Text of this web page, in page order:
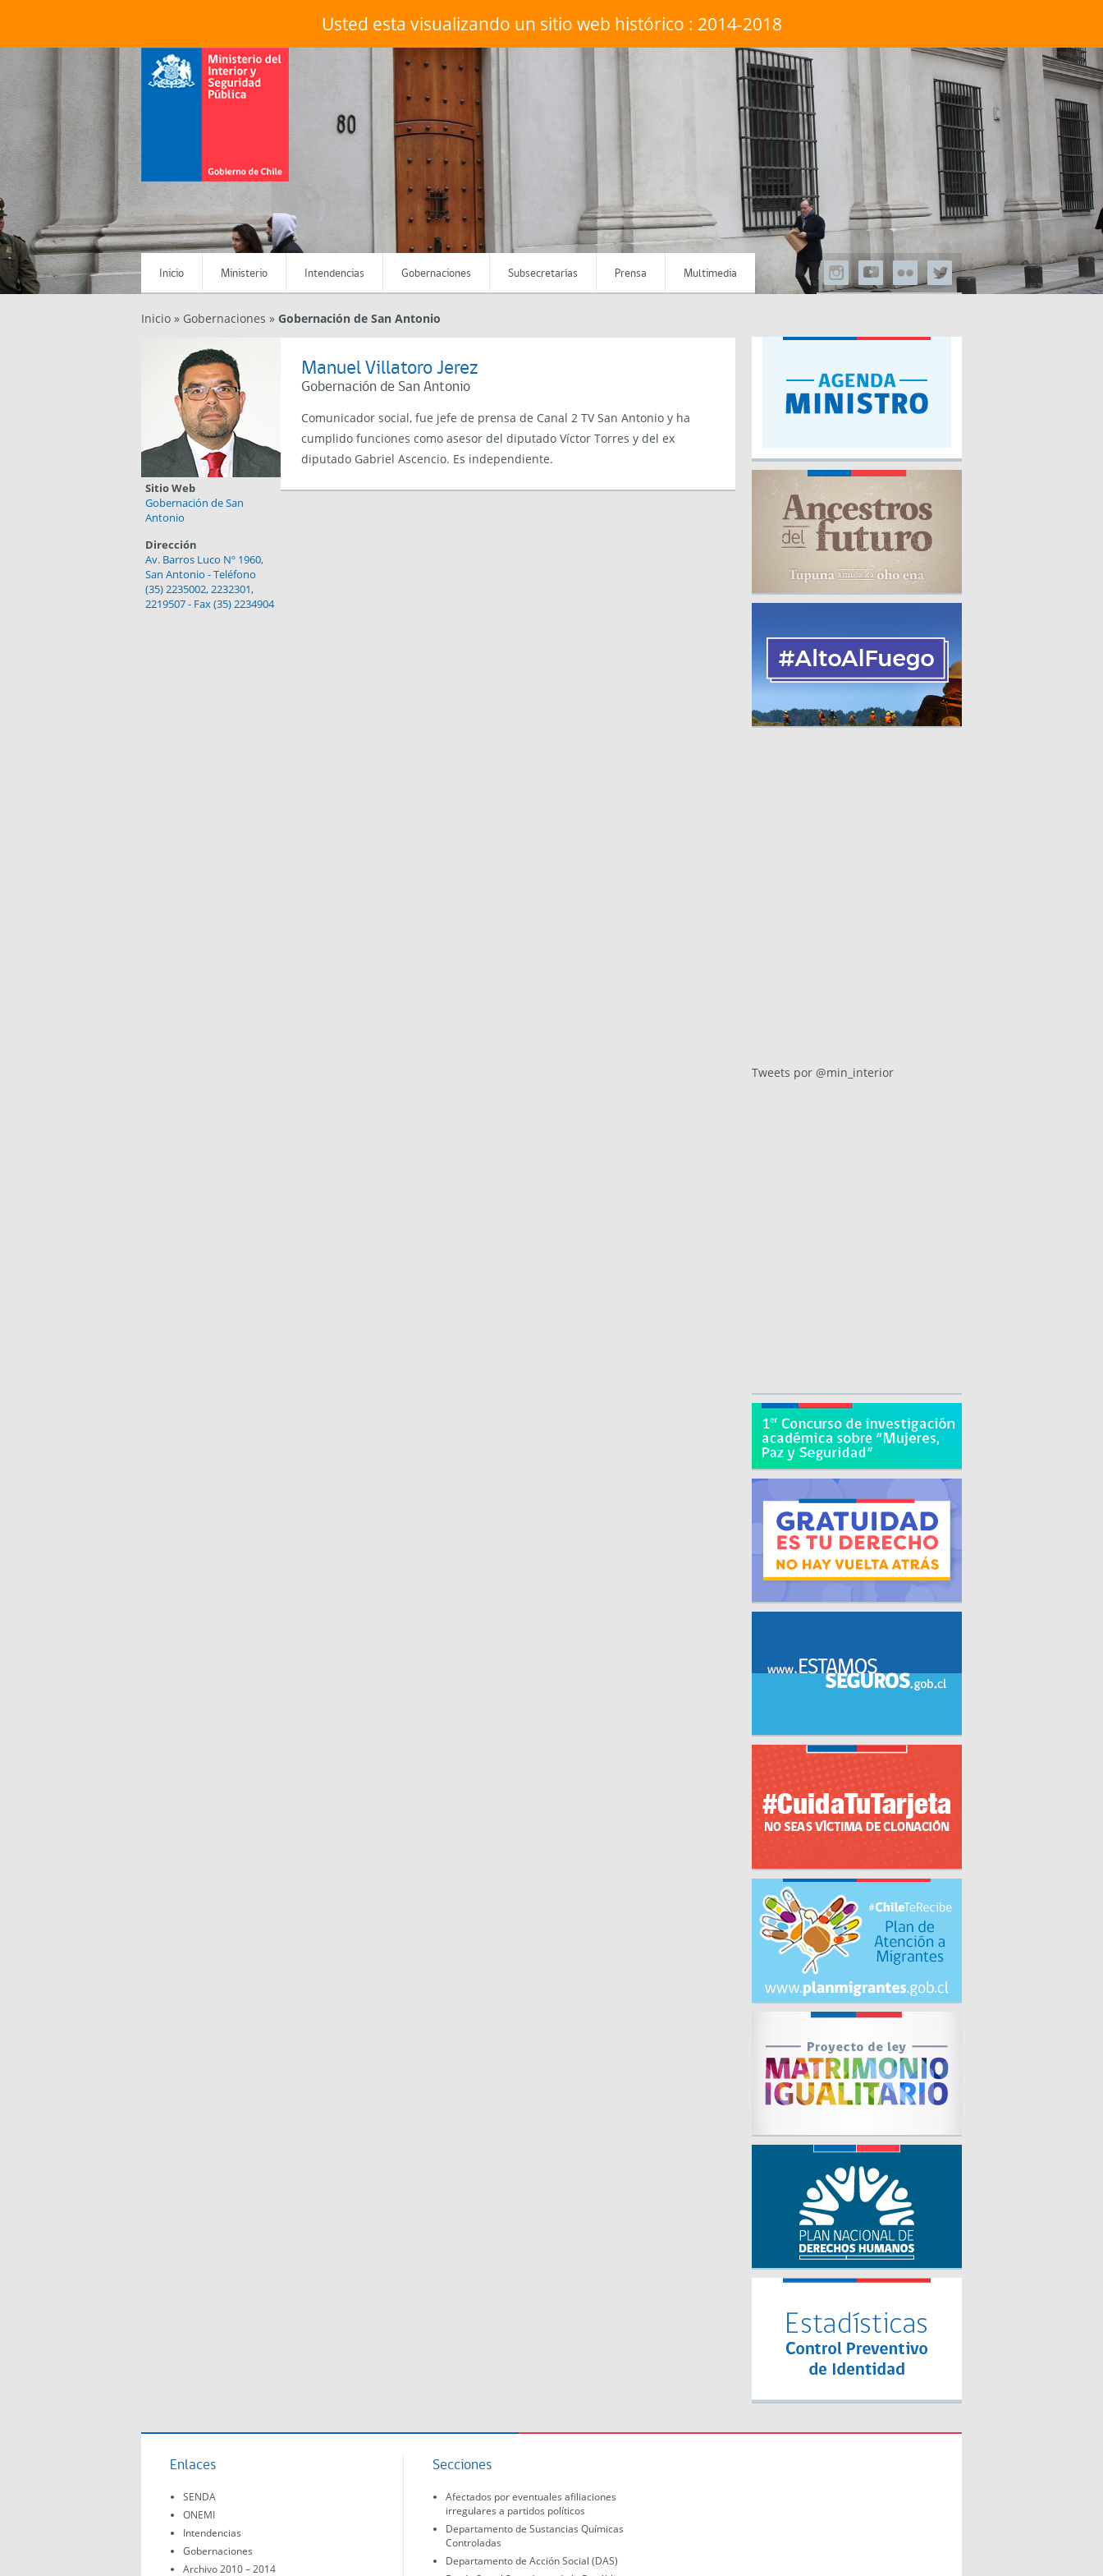
Usted esta visualizando un sitio web histórico : 2014-2018
Inicio Ministerio Intendencias Gobernaciones Subsecretarías Prensa Multimedia
Menú Principal
Inicio » Gobernaciones » Gobernación de San Antonio
Sitio Web
Gobernación de San
Antonio
Dirección
Av. Barros Luco Nº 1960,
San Antonio - Teléfono
(35) 2235002, 2232301,
2219507 - Fax (35) 2234904
Manuel Villatoro Jerez
Gobernación de San Antonio
Comunicador social, fue jefe de prensa de Canal 2 TV San Antonio y ha
cumplido funciones como asesor del diputado Víctor Torres y del ex
diputado Gabriel Ascencio. Es independiente.
Tweets por @min_interior
Enlaces
SENDA
ONEMI
Intendencias
Gobernaciones
Archivo 2010 – 2014
Secciones
Afectados por eventuales afiliaciones
irregulares a partidos políticos
Departamento de Sustancias Químicas
Controladas
Departamento de Acción Social (DAS)